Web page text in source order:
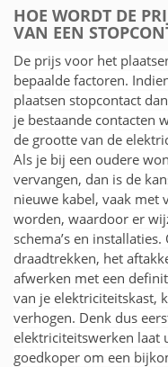
HOE WORDT DE
VAN EEN
De prijs voor het
bepaalde factoren.
plaatsen stopcontact
je bestaande contacten
de grootte van de
Als je bij een oudere
vervangen, dan is de
nieuwe kabel, vaak met
worden, waardoor er
schema’s en
draadtrekken, het
afwerken met een
van je elektriciteitskast,
verhogen. Denk dus
elektriciteitswerken laat
goedkoper om een